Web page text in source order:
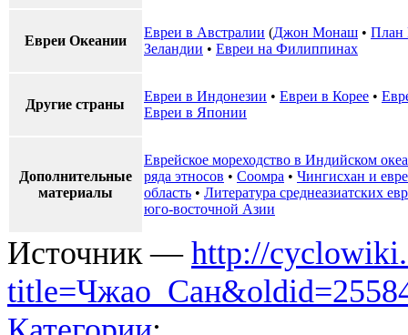
Евреи Океании
Евреи в Австралии (Джон Монаш • План
Зеландии • Евреи на Филиппинах
Другие страны
Евреи в Индонезии • Евреи в Корее •
Евреи в Японии
Дополнительные
материалы
Еврейское мореходство в Индийском
ряда этносов • Соомра • Чингисхан и
область • Литература среднеазиатских
юго-восточной Азии
Источник — http://